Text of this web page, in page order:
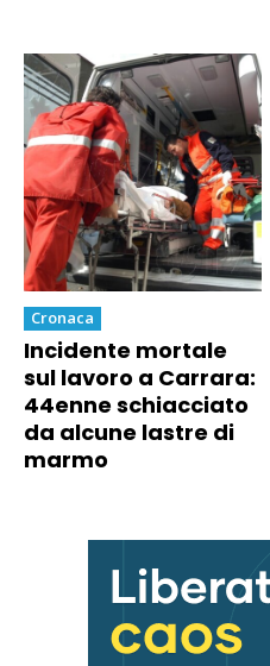
Cronaca
Incidente mortale
sul lavoro a Carrara:
44enne schiacciato
da alcune lastre di
marmo